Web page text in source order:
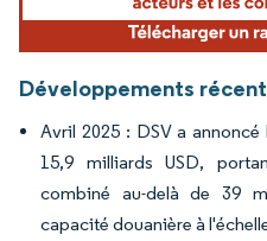
Développements
Avril 2025 : DSV a
15,9 milliards USD,
combiné au-delà de 39
capacité douanière à